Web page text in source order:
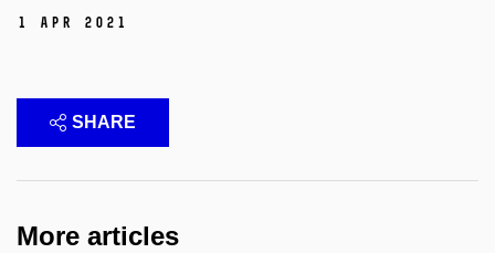
1 Apr 2021
SHARE
More articles